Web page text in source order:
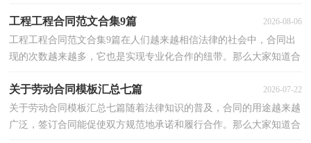
工程工程合同范文合集9篇 2026-08-06
工程工程合同范文合集9篇在人们越来越相信法律的社会中，合同出
现的次数越来越多，它也是实现专业化合作的纽带。那么大家知道合
关于劳动合同模板汇总七篇 2026-07-22
关于劳动合同模板汇总七篇随着法律知识的普及，合同的用途越来越
广泛，签订合同能促使双方规范地承诺和履行合作。那么大家知道合